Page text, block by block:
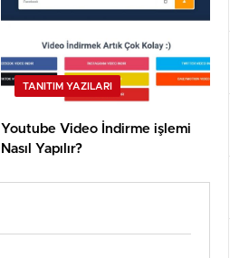
TANITIM YAZILARI
Youtube Video İndirme işlemi
Nasıl Yapılır?